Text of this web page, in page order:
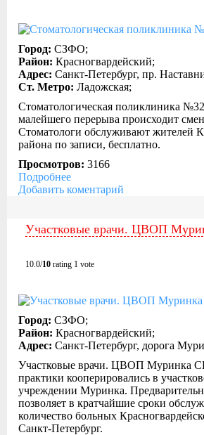
Город: СЗФО;
Район: Красногвардейский;
Адрес: Санкт-Петербург, пр.
Ст. Метро: Ладожская;
Стоматологическая поликлиника
малейшего перерыва происходит
Стоматологи обслуживают жителей
района по записи, бесплатно.
Просмотров: 3166
Подробнее
Добавить коментарий
Участковые врачи. ЦВОП
10.0/10 rating 1 vote
Город: СЗФО;
Район: Красногвардейский;
Адрес: Санкт-Петербург, дорога
Участковые врачи. ЦВОП Муринка
практики кооперировались в
учреждении Муринка.
позволяет в кратчайшие сроки
количество больных
Санкт-Петербург.